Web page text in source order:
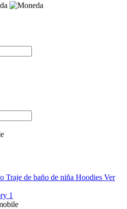
Traje de baño de niña Hoodies Ver